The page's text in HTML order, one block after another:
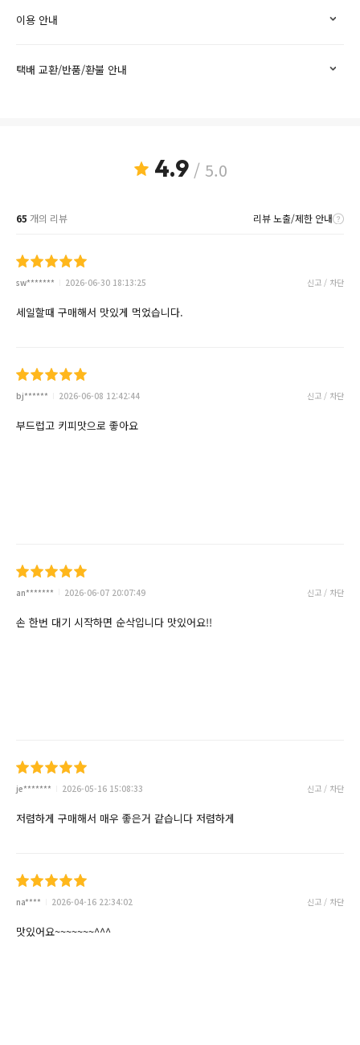
이용 안내
택배 교환/반품/환불 안내
4.9/ 5.0
65 개의 리뷰 리뷰 노출/제한 안내
sw******* 2026-06-30 18:13:25 신고 / 차단
세일할때 구매해서 맛있게 먹었습니다.
bj****** 2026-06-08 12:42:44 신고 / 차단
부드럽고 키피맛으로 좋아요
an******* 2026-06-07 20:07:49 신고 / 차단
손 한번 대기 시작하면 순삭입니다 맛있어요!!
je******* 2026-05-16 15:08:33 신고 / 차단
저렴하게 구매해서 매우 좋은거 같습니다 저렴하게
na**** 2026-04-16 22:34:02 신고 / 차단
맛있어요~~~~~~~^^^